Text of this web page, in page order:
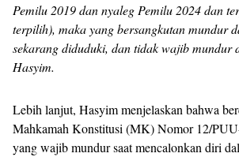
Pemilu 2019 dan nyaleg Pemilu 2024 dan
terpilih), maka yang bersangkutan mundur
sekarang diduduki, dan tidak wajib mundur
Hasyim.
Lebih lanjut, Hasyim menjelaskan bahwa
Mahkamah Konstitusi (MK) Nomor 12/
yang wajib mundur saat mencalonkan diri